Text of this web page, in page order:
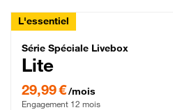
L'essentiel
Série Spéciale
Série Spéciale Livebox
Lite
29,99 €/mois
Engagement 12 mois